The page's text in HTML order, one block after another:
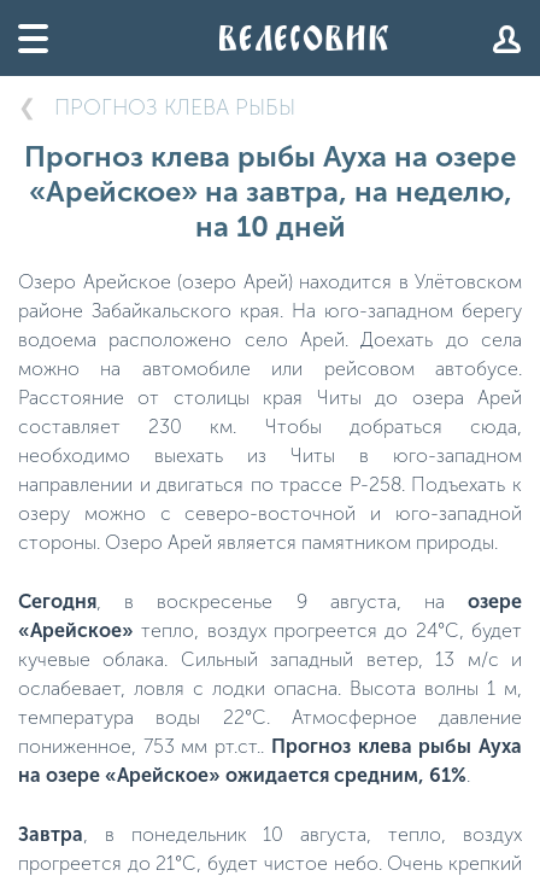
ПРОГНОЗ КЛЕВА РЫБЫ
Прогноз клева рыбы Ауха на озере
«Арейское» на завтра, на неделю,
на 10 дней
Озеро Арейское (озеро Арей) находится в Улётовском
районе Забайкальского края. На юго-западном берегу
водоема расположено село Арей. Доехать до села
можно на автомобиле или рейсовом автобусе.
Расстояние от столицы края Читы до озера Арей
составляет 230 км. Чтобы добраться сюда,
необходимо выехать из Читы в юго-западном
направлении и двигаться по трассе Р-258. Подъехать к
озеру можно с северо-восточной и юго-западной
стороны. Озеро Арей является памятником природы.
Сегодня, в воскресенье 9 августа, на озере
«Арейское» тепло, воздух прогреется до 24°C, будет
кучевые облака. Сильный западный ветер, 13 м/с и
ослабевает, ловля с лодки опасна. Высота волны 1 м,
температура воды 22°C. Атмосферное давление
пониженное, 753 мм рт.ст.. Прогноз клева рыбы Ауха
на озере «Арейское» ожидается средним, 61%.
Завтра, в понедельник 10 августа, тепло, воздух
прогреется до 21°C, будет чистое небо. Очень крепкий